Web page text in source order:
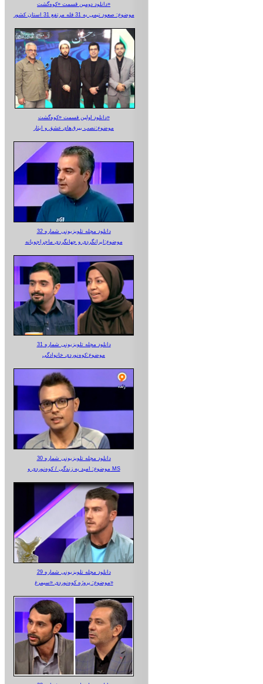
دانلود دومین قسمت «کوه‌گشت»
موضوع: صعود تیمی به 31 قله مرتفع 31 استان کشور
دانلود اولین قسمت «کوه‌گشت»
موضوع:نصب بیرق‌های عشق و ایثار
دانلود مجله تلویزیونی شماره 32
موضوع:ایرانگردی و جهانگردی ماجراجویانه
دانلود مجله تلویزیونی شماره 31
موضوع:کوه‌نوردی خانوادگی
دانلود مجله تلویزیونی شماره 30
موضوع: امید به زندگی / کوه‌نوردی و MS
دانلود مجله تلویزیونی شماره 29
موضوع: پروژه کوه‌نوردی «سیمرغ»